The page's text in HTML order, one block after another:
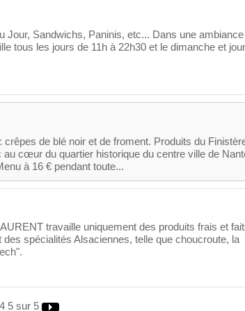
Jour, Sandwichs, Paninis, etc... Dans une ambiance
tous les jours de 11h à 22h30 et le dimanche et
crêpes de blé noir et de froment. Produits du
cœur du quartier historique du centre ville de
à 16 € pendant toute...
travaille uniquement des produits frais et
spécialités Alsaciennes, telle que choucroute, la
4 5sur 5